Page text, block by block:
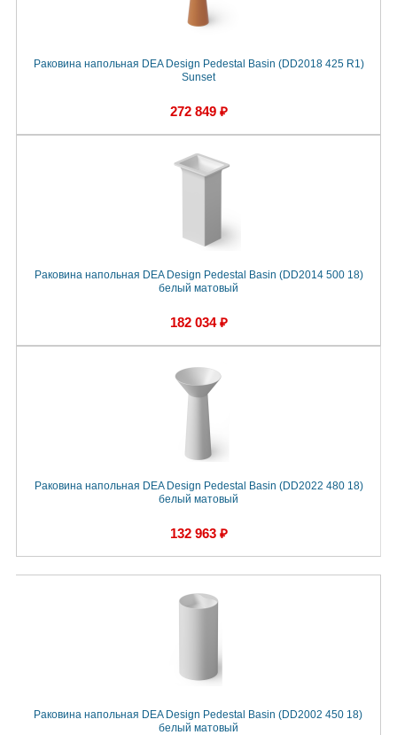
Раковина напольная DEA Design Pedestal Basin (DD2018 425 R1)
Sunset
272 849 ₽
Раковина напольная DEA Design Pedestal Basin (DD2014 500 18)
белый матовый
182 034 ₽
Раковина напольная DEA Design Pedestal Basin (DD2022 480 18)
белый матовый
132 963 ₽
Раковина напольная DEA Design Pedestal Basin (DD2002 450 18)
белый матовый